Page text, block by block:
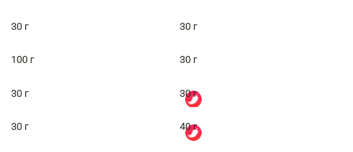
30 г 30 г
100 г 30 г
30 г 30 г
30 г 40 г